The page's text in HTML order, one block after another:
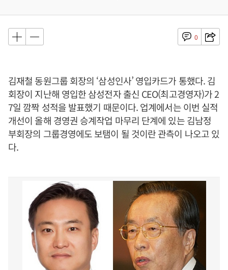
0
김재철 동원그룹 회장의 ‘삼성인사’ 영입카드가 통했다. 김
회장이 지난해 영입한 삼성전자 출신 CEO(최고경영자)가 2
7일 깜짝 성적을 발표했기 때문이다. 업계에서는 이번 실적
개선이 올해 경영권 승계작업 마무리 단계에 있는 김남정
부회장의 그룹경영에도 보탬이 될 것이란 관측이 나오고 있
다.